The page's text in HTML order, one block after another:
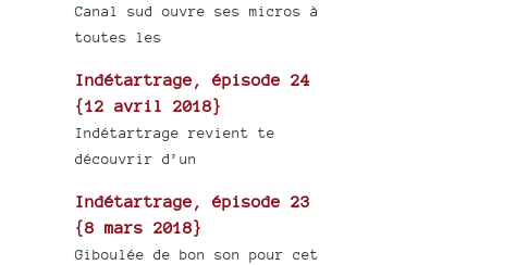
Canal sud ouvre ses micros à
toutes les
Indétartrage, épisode 24
{12 avril 2018}
Indétartrage revient te
découvrir d’un
Indétartrage, épisode 23
{8 mars 2018}
Giboulée de bon son pour cet